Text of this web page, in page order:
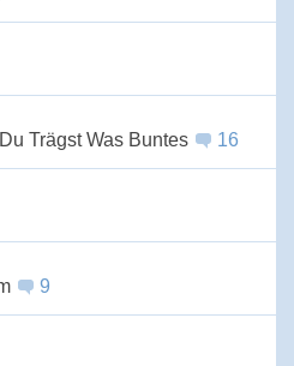
Trägst Was Buntes
16
9